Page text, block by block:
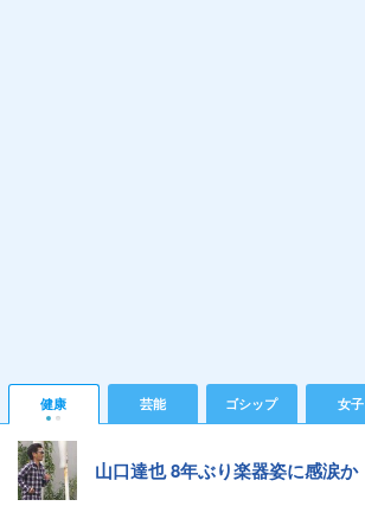
健康 芸能 ゴシップ 女子
山口達也 8年ぶり楽器姿に感涙か